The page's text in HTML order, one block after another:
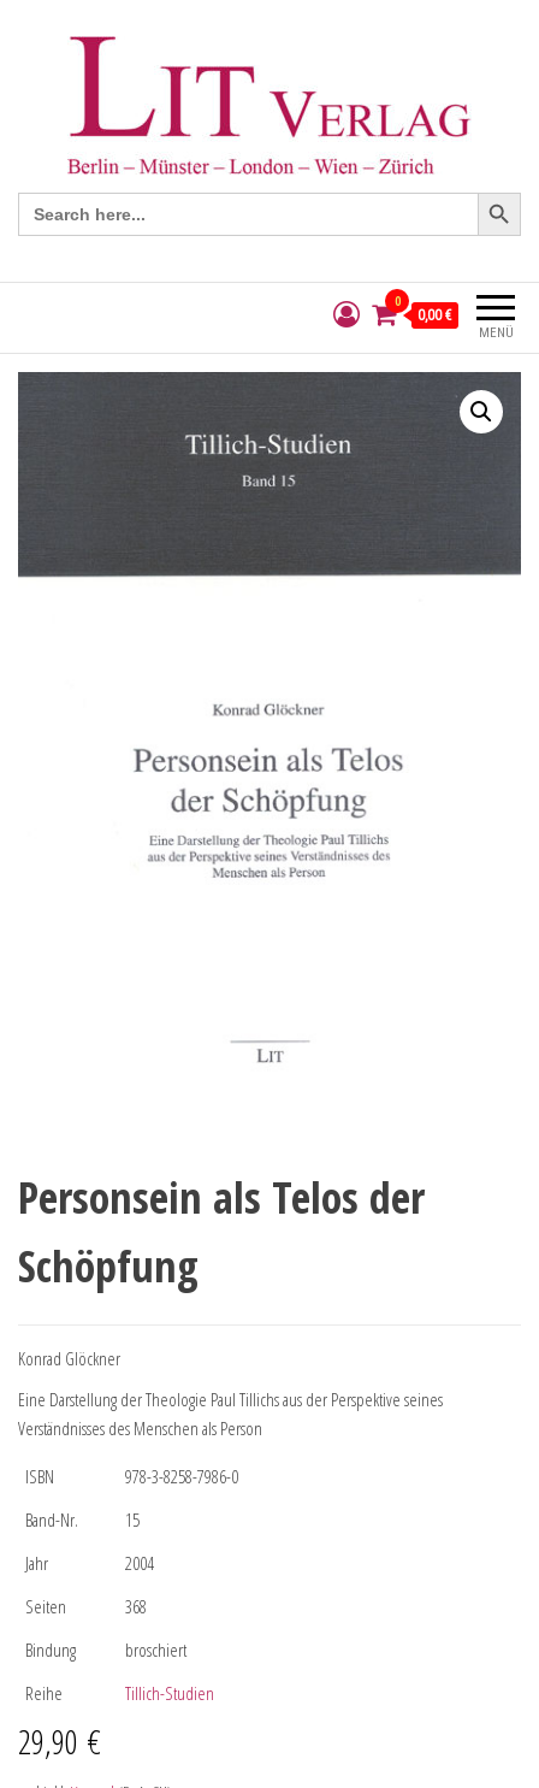
Search
for:
Search Button
MENÜ
0
0,00 €
Personsein als Telos der
Schöpfung
Konrad Glöckner
Eine Darstellung der Theologie Paul Tillichs aus der Perspektive seines
Verständnisses des Menschen als Person
ISBN
978-3-8258-7986-0
Band-Nr.
15
Jahr
2004
Seiten
368
Bindung
broschiert
Reihe
Tillich-Studien
29,90 €